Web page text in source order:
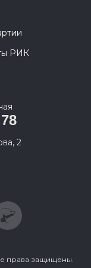
РИК
2
права защищены.